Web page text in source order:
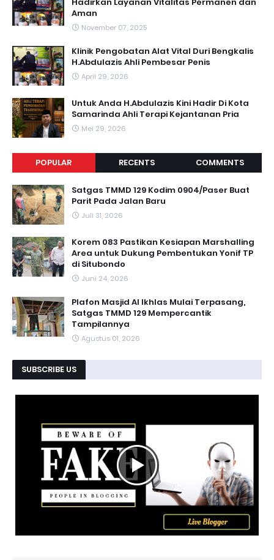
Aman
November 07, 2025
Klinik Pengobatan Alat Vital Duri Bengkalis
H.Abdulazis Ahli Pembesar Penis
April 29, 2026
Untuk Anda H.Abdulazis Kini Hadir Di Kota
Samarinda Ahli Terapi Kejantanan Pria
Mei 29, 2026
POPULAR RECENTS COMMENTS
Satgas TMMD 129 Kodim 0904/Paser Buat
Parit Pada Jalan Baru
Juli 31, 2026
Korem 083 Pastikan Kesiapan Marshalling
Area untuk Dukung Pembentukan Yonif TP
di Situbondo
Juni 24, 2026
Plafon Masjid Al Ikhlas Mulai Terpasang,
Satgas TMMD 129 Mempercantik
Tampilannya
Agustus 01, 2026
SUBSCRIBE US